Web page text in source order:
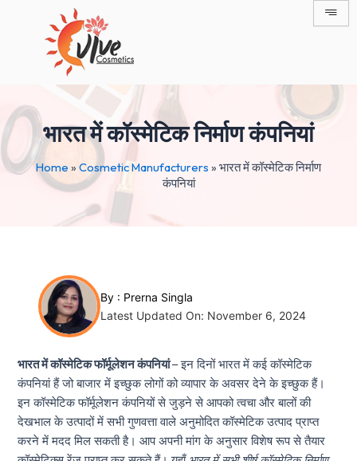
भारत में कॉस्मेटिक निर्माण कंपनियां
Home » Cosmetic Manufacturers » भारत में कॉस्मेटिक निर्माण
कंपनियां
By : Prerna Singla
Latest Updated On: November 6, 2024
भारत में कॉस्मेटिक फॉर्मूलेशन कंपनियां– इन दिनों भारत में कई कॉस्मेटिक
कंपनियां हैं जो बाजार में इच्छुक लोगों को व्यापार के अवसर देने के इच्छुक हैं।
इन कॉस्मेटिक फॉर्मूलेशन कंपनियों से जुड़ने से आपको त्वचा और बालों की
देखभाल के उत्पादों में सभी गुणवत्ता वाले अनुमोदित कॉस्मेटिक उत्पाद प्राप्त
करने में मदद मिल सकती है। आप अपनी मांग के अनुसार विशेष रूप से तैयार
navigation